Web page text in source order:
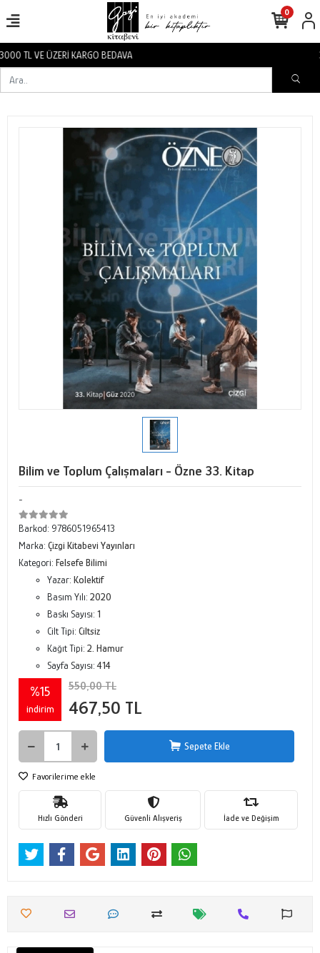
3000 TL VE ÜZERİ KARGO BEDAVA
0
Bilim ve Toplum Çalışmaları - Özne 33. Kitap
-
Barkod: 9786051965413
Marka: Çizgi Kitabevi Yayınları
Kategori: Felsefe Bilimi
Yazar: Kolektif
Basım Yılı: 2020
Baskı Sayısı: 1
Cilt Tipi: Ciltsiz
Kağıt Tipi: 2. Hamur
Sayfa Sayısı:414
%15
indirim
550,00 TL
467,50 TL
Sepete Ekle
Favorilerime ekle
Hızlı Gönderi Güvenli Alışveriş İade ve Değişim